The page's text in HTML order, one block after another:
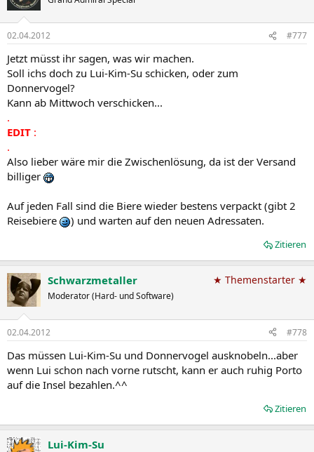
02.04.2012 #777
Jetzt müsst ihr sagen, was wir machen.
Soll ichs doch zu Lui-Kim-Su schicken, oder zum
Donnervogel?
Kann ab Mittwoch verschicken...
.
EDIT :
.
Also lieber wäre mir die Zwischenlösung, da ist der Versand
billiger
Auf jeden Fall sind die Biere wieder bestens verpackt (gibt 2
Reisebiere
) und warten auf den neuen Adressaten.
Zitieren
Schwarzmetaller
Moderator (Hard- und Software)
★ Themenstarter ★
02.04.2012 #778
Das müssen Lui-Kim-Su und Donnervogel ausknobeln...aber
wenn Lui schon nach vorne rutscht, kann er auch ruhig Porto
auf die Insel bezahlen.^^
Zitieren
Lui-Kim-Su